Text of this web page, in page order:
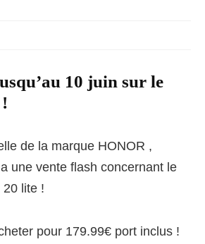
10 juin sur le
de la marque HONOR ,
une vente flash concernant le
lite !
pour 179.99€ port inclus !